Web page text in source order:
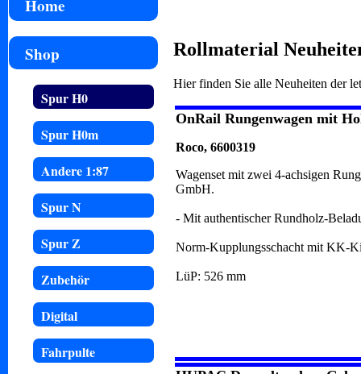
Home
Shop
Spur H0
Spur H0m
Andere 1:87
Spur N
Spur Z
Zubehör
Digital
Fahrpulte
Rollmaterial
Hier finden Sie alle Neuheiten der
OnRail Rungenwagen mit
Roco, 6600319
Wagenset mit zwei 4-achsigen
GmbH.
- Mit authentischer Rundholz-
Norm-Kupplungsschacht mit KK-
LüP: 526 mm